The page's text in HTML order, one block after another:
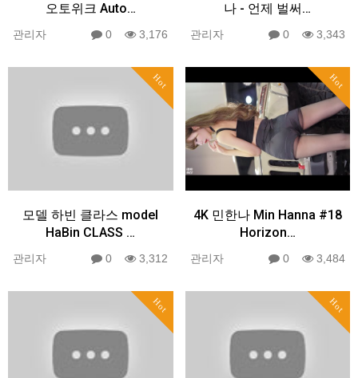
오토위크 Auto…
관리자 0 3,176
나 - 언제 벌써…
관리자 0 3,343
Hot
모델 하빈 클라스 model
HaBin CLASS …
관리자 0 3,312
Hot
4K 민한나 Min Hanna #18
Horizon…
관리자 0 3,484
Hot Hot